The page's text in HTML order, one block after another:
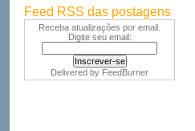
Feed RSS das postagens
Receba atualizações por email.
Digite seu email:
Delivered by FeedBurner